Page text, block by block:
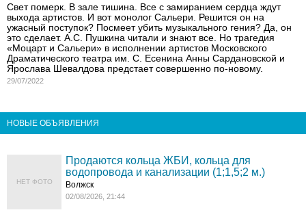
Свет померк. В зале тишина. Все с замиранием сердца ждут
выхода артистов. И вот монолог Сальери. Решится он на
ужасный поступок? Посмеет убить музыкального гения? Да, он
это сделает. А.С. Пушкина читали и знают все. Но трагедия
«Моцарт и Сальери» в исполнении артистов Московского
Драматического театра им. С. Есенина Анны Сардановской и
Ярослава Шевалдова предстает совершенно по-новому.
29/07/2022
НОВЫЕ ОБЪЯВЛЕНИЯ
НЕТ ФОТО
Продаются кольца ЖБИ, кольца для
водопровода и канализации (1;1,5;2 м.)
Волжск
02/08/2026, 21:44